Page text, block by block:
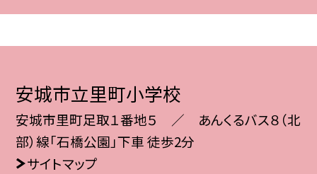
安城市立里町小学校
安城市里町足取１番地５ ／ あんくるバス８（北
部）線「石橋公園」下車 徒歩2分
サイトマップ